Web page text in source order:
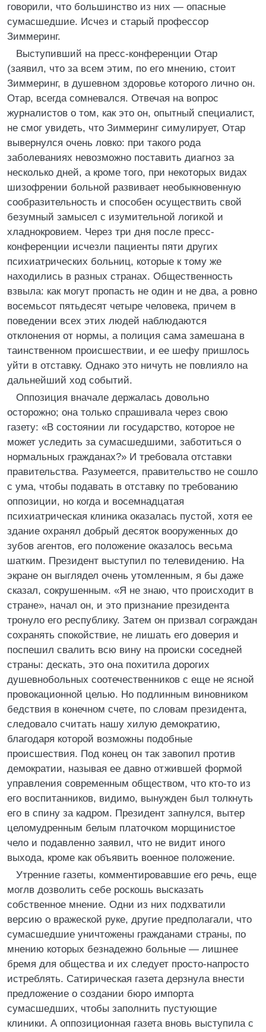
говорили, что большинство из них — опасные
сумасшедшие. Исчез и старый профессор
Зиммеринг.
Выступивший на пресс-конференции Отар
(заявил, что за всем этим, по его мнению, стоит
Зиммеринг, в душевном здоровье которого лично он.
Отар, всегда сомневался. Отвечая на вопрос
журналистов о том, как это он, опытный специалист,
не смог увидеть, что Зиммеринг симулирует, Отар
вывернулся очень ловко: при такого рода
заболеваниях невозможно поставить диагноз за
несколько дней, а кроме того, при некоторых видах
шизофрении больной развивает необыкновенную
сообразительность и способен осуществить свой
безумный замысел с изумительной логикой и
хладнокровием. Через три дня после пресс-
конференции исчезли пациенты пяти других
психиатрических больниц, которые к тому же
находились в разных странах. Общественность
взвыла: как могут пропасть не один и не два, а ровно
восемьсот пятьдесят четыре человека, причем в
поведении всех этих людей наблюдаются
отклонения от нормы, а полиция сама замешана в
таинственном происшествии, и ее шефу пришлось
уйти в отставку. Однако это ничуть не повлияло на
дальнейший ход событий.
Оппозиция вначале держалась довольно
осторожно; она только спрашивала через свою
газету: «В состоянии ли государство, которое не
может уследить за сумасшедшими, заботиться о
нормальных гражданах?» И требовала отставки
правительства. Разумеется, правительство не сошло
с ума, чтобы подавать в отставку по требованию
оппозиции, но когда и восемнадцатая
психиатрическая клиника оказалась пустой, хотя ее
здание охранял добрый десяток вооруженных до
зубов агентов, его положение оказалось весьма
шатким. Президент выступил по телевидению. На
экране он выглядел очень утомленным, я бы даже
сказал, сокрушенным. «Я не знаю, что происходит в
стране», начал он, и это признание президента
тронуло его республику. Затем он призвал сограждан
сохранять спокойствие, не лишать его доверия и
поспешил свалить всю вину на происки соседней
страны: дескать, это она похитила дорогих
душевнобольных соотечественников с еще не ясной
провокационной целью. Но подлинным виновником
бедствия в конечном счете, по словам президента,
следовало считать нашу хилую демократию,
благодаря которой возможны подобные
происшествия. Под конец он так завопил против
демократии, называя ее давно отжившей формой
управления современным обществом, что кто-то из
его воспитанников, видимо, вынужден был толкнуть
его в спину за кадром. Президент запнулся, вытер
целомудренным белым платочком морщинистое
чело и подавленно заявил, что не видит иного
выхода, кроме как объявить военное положение.
Утренние газеты, комментировавшие его речь, еще
моглв дозволить себе роскошь высказать
собственное мнение. Одни из них подхватили
версию о вражеской руке, другие предполагали, что
сумасшедшие уничтожены гражданами страны, по
мнению которых безнадежно больные — лишнее
бремя для общества и их следует просто-напросто
истреблять. Сатирическая газета дерзнула внести
предложение о создании бюро импорта
сумасшедших, чтобы заполнить пустующие
клиники. А оппозиционная газета вновь выступила с